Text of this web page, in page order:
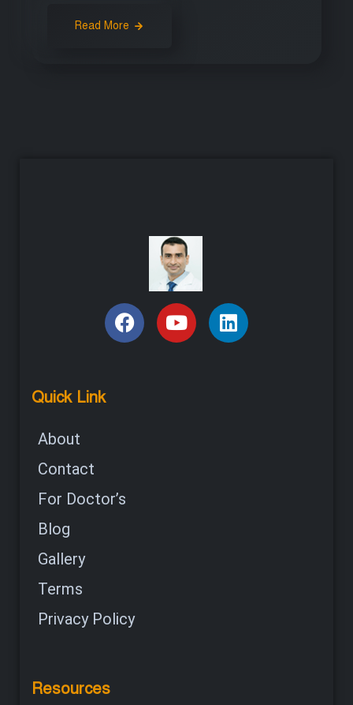
Read More
Quick Link
About
Contact
For Doctor’s
Blog
Gallery
Terms
Privacy Policy
Resources